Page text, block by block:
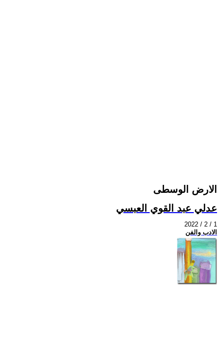
الارض الوسطى
عدلي عبد القوي العبسي
2022 / 2 / 1
الادب والفن